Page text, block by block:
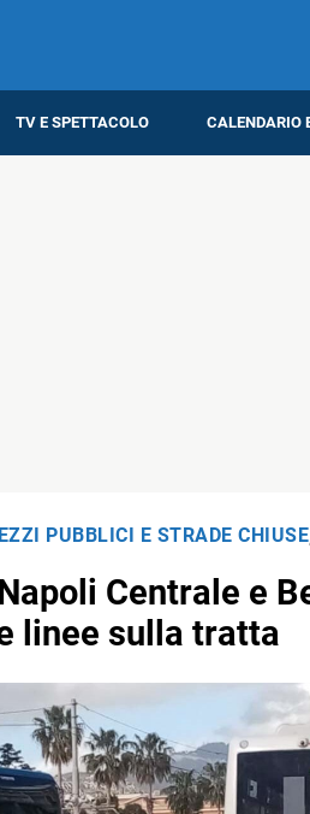
TV E SPETTACOLO CALENDARIO
PUBBLICI E STRADE CHIUSE
Centrale e
linee sulla tratta